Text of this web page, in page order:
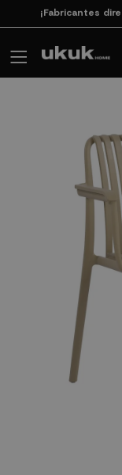
Paga en 3